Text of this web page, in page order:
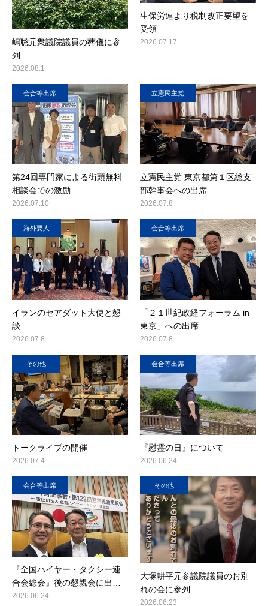
嶋聡元衆議院議員の葬儀に参
列
2026.08.1
生保労連より税制改正要望を
受領
2026.07.17
会合等出席
第24回専門家による街頭無料
相談会での激励
2026.07.10
立憲民主党
立憲民主党 東京都第１区総支
部幹事会への出席
2026.07.8
海外要人
イランのセアダット大使と懇
談
2026.07.8
会合等出席
「２１世紀政経フォーラム in
東京」への出席
2026.07.8
その他
トークライブの開催
2026.07.4
会合等出席
『慰霊の日』について
2026.06.24
会合等出席
『全国ハイヤー・タクシー連
合会総会』後の懇親会に出…
2026.06.24
その他
大塚耕平元参議院議員のお別
れの会に参列
2026.06.23